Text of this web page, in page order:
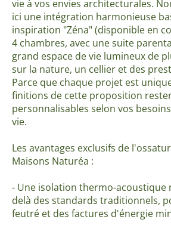
vie à vos envies architecturales.
ici une intégration harmonieuse
inspiration "Zéna" (disponible en
4 chambres, avec une suite
grand espace de vie lumineux de
sur la nature, un cellier et des
Parce que chaque projet est
finitions de cette proposition
personnalisables selon vos
vie.
Les avantages exclusifs de
Maisons Naturéa :
- Une isolation thermo-acoustique
delà des standards traditionnels,
feutré et des factures d'énergie